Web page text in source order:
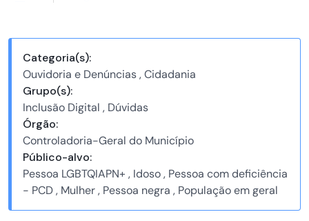
Categoria(s):
Ouvidoria e Denúncias , Cidadania
Grupo(s):
Inclusão Digital , Dúvidas
Órgão:
Controladoria-Geral do Município
Público-alvo:
Pessoa LGBTQIAPN+ , Idoso , Pessoa com deficiência
- PCD , Mulher , Pessoa negra , População em geral